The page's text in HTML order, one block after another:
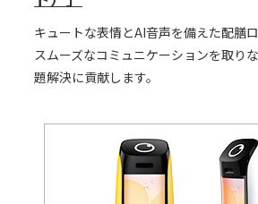
キュートな表情とAI音声を備えた配膳
スムーズなコミュニケーションを取り
題解決に貢献します。